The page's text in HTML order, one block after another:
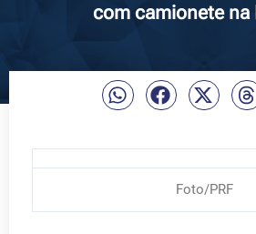
com camionete na
Foto/PRF